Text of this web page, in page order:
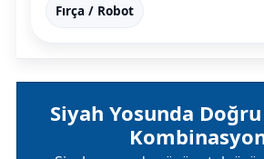
Fırça / Robot
Siyah Yosunda